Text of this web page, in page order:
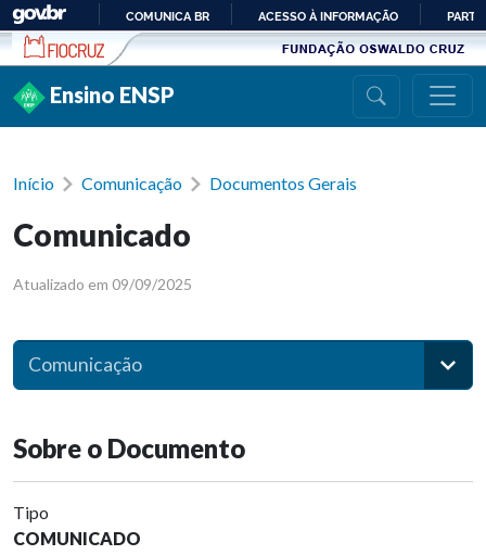
Ir para conteúdo
PARA
COMUNICA BR ACESSO À INFORMAÇÃO
Ensino ENSP
Início Comunicação Documentos Gerais
Comunicado
Atualizado em 09/09/2025
Comunicação
Sobre o Documento
Tipo
COMUNICADO